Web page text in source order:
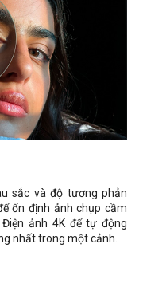
sắc và độ tương phản
ổn định ảnh chụp cầm
ảnh 4K để tự động
nhất trong một cảnh.